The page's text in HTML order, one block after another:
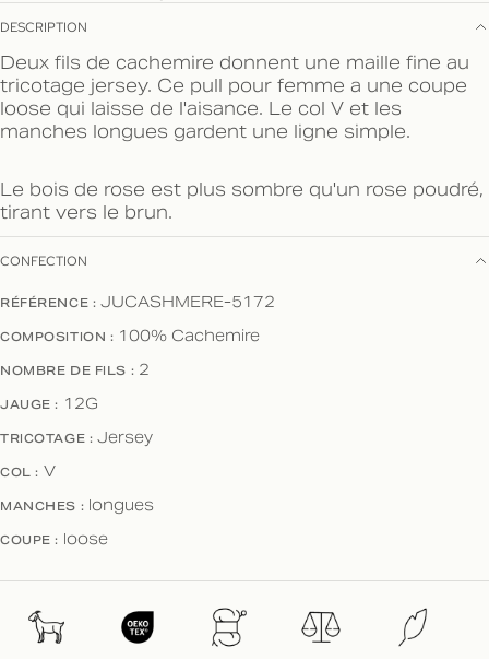
DESCRIPTION
Deux fils de cachemire donnent une maille fine au
tricotage jersey. Ce pull pour femme a une coupe
loose qui laisse de l'aisance. Le col V et les
manches longues gardent une ligne simple.
Le bois de rose est plus sombre qu'un rose poudré,
tirant vers le brun.
CONFECTION
RÉFÉRENCE : JUCASHMERE-5172
COMPOSITION : 100% Cachemire
NOMBRE DE FILS : 2
JAUGE : 12G
TRICOTAGE : Jersey
COL : V
MANCHES : longues
COUPE : loose